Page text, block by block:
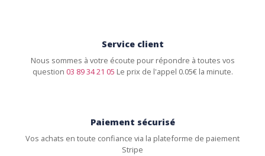
Service client
Nous sommes à votre écoute pour répondre à toutes vos
question 03 89 34 21 05 Le prix de l'appel 0.05€ la minute.
Paiement sécurisé
Vos achats en toute confiance via la plateforme de paiement
Stripe